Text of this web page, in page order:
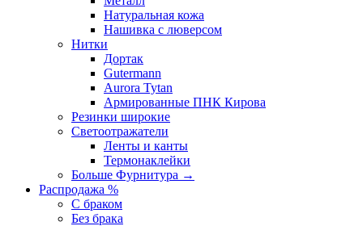
Натуральная кожа
Нашивка с люверсом
Нитки
Дортак
Gutermann
Aurora Tytan
Армированные ПНК Кирова
Резинки широкие
Светоотражатели
Ленты и канты
Термонаклейки
Больше Фурнитура →
Распродажа %
С браком
Без брака